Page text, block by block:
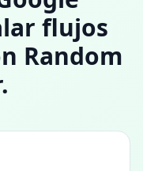
flujos
Random